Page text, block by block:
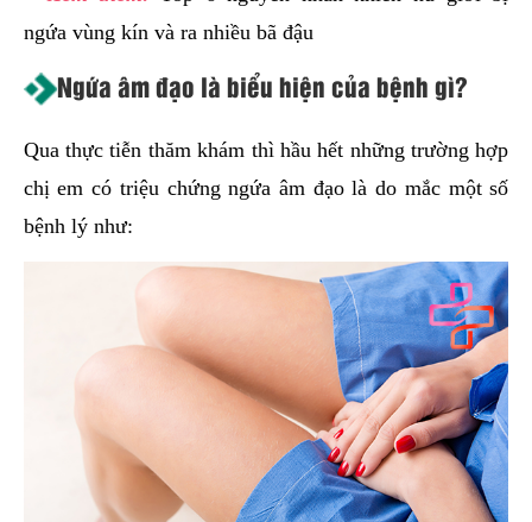
ngứa vùng kín và ra nhiều bã đậu
Ngứa âm đạo là biểu hiện của bệnh gì?
Qua thực tiễn thăm khám thì hầu hết những trường hợp
chị em có triệu chứng ngứa âm đạo là do mắc một số
bệnh lý như: